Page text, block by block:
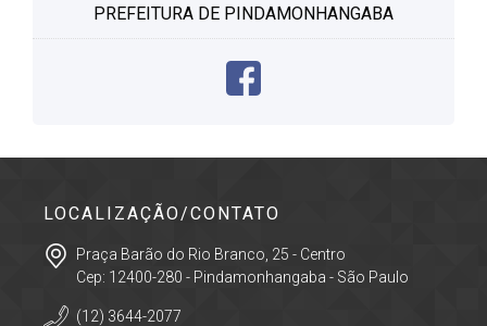
PREFEITURA DE PINDAMONHANGABA
LOCALIZAÇÃO/CONTATO
Praça Barão do Rio Branco, 25 - Centro
Cep: 12400-280 - Pindamonhangaba - São Paulo
(12) 3644-2077